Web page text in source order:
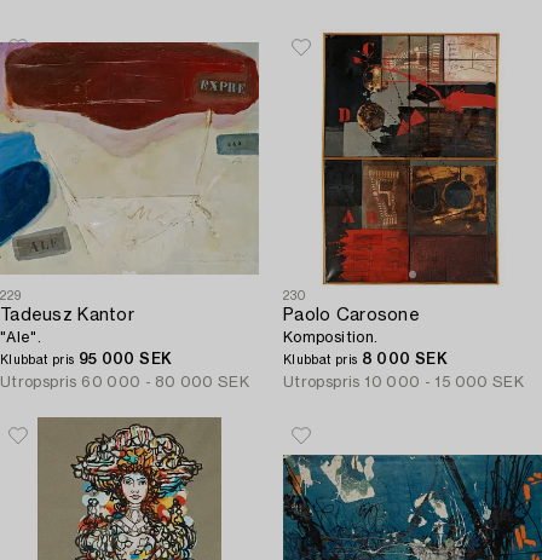
229
Tadeusz Kantor
"Ale".
Klubbat pris 95 000 SEK
Utropspris 60 000 - 80 000 SEK
230
Paolo Carosone
Komposition.
Klubbat pris 8 000 SEK
Utropspris 10 000 - 15 000 SEK